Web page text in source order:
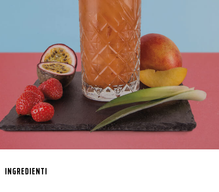
INGREDIENTI